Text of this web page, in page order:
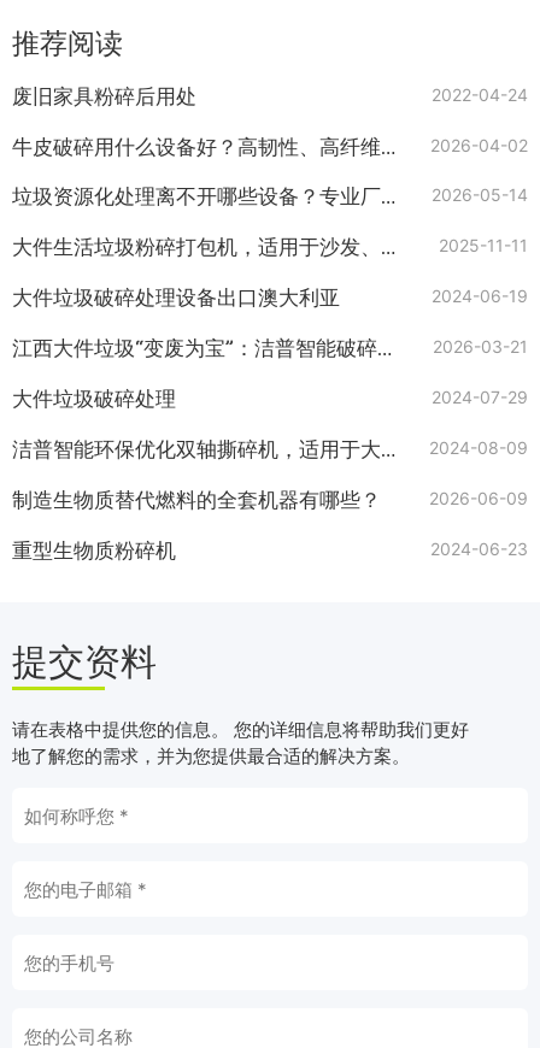
推荐阅读
废旧家具粉碎后用处 2022-04-24
牛皮破碎用什么设备好？高韧性、高纤维废皮革撕碎难题这样破！ 2026-04-02
垃圾资源化处理离不开哪些设备？专业厂家为您解答 2026-05-14
大件生活垃圾粉碎打包机，适用于沙发、床垫和家具等 2025-11-11
大件垃圾破碎处理设备出口澳大利亚 2024-06-19
江西大件垃圾“变废为宝”：洁普智能破碎分选系统实现可回收物快捷资源化 2026-03-21
大件垃圾破碎处理 2024-07-29
洁普智能环保优化双轴撕碎机，适用于大件垃圾 2024-08-09
制造生物质替代燃料的全套机器有哪些？ 2026-06-09
重型生物质粉碎机 2024-06-23
提交资料
请在表格中提供您的信息。 您的详细信息将帮助我们更好
地了解您的需求，并为您提供最合适的解决方案。